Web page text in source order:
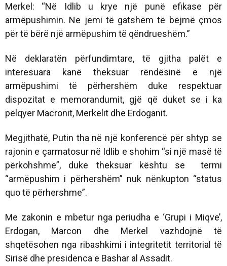
Merkel: “Në Idlib u krye një punë efikase për
armëpushimin. Ne jemi të gatshëm të bëjmë çmos
për të bërë një armëpushim të qëndrueshëm.”
Në deklaratën përfundimtare, të gjitha palët e
interesuara kanë theksuar rëndësinë e një
armëpushimi të përhershëm duke respektuar
dispozitat e memorandumit, gjë që duket se i ka
pëlqyer Macronit, Merkelit dhe Erdoganit.
Megjithatë, Putin tha në një konferencë për shtyp se
rajonin e çarmatosur në Idlib e shohim “si një masë të
përkohshme”, duke theksuar kështu se termi
“armëpushim i përhershëm” nuk nënkupton “status
quo të përhershme”.
Me zakonin e mbetur nga periudha e ‘Grupi i Miqve’,
Erdogan, Marcon dhe Merkel vazhdojnë të
shqetësohen nga ribashkimi i integritetit territorial të
Sirisë dhe presidenca e Bashar al Assadit.